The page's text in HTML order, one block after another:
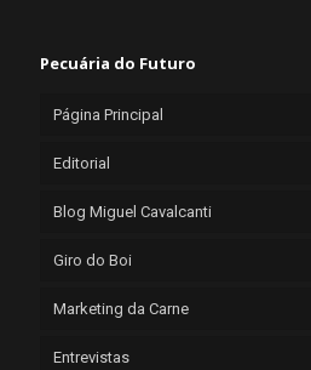
Pecuária do Futuro
Página Principal
Editorial
Blog Miguel Cavalcanti
Giro do Boi
Marketing da Carne
Entrevistas